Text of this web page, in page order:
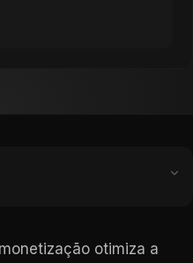
otimiza a